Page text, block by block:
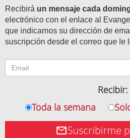
Recibirá un mensaje cada
electrónico con el enlace al
que indicarnos su dirección de
suscripción desde el correo que le
Recibir:
Toda la semana
Suscribirme